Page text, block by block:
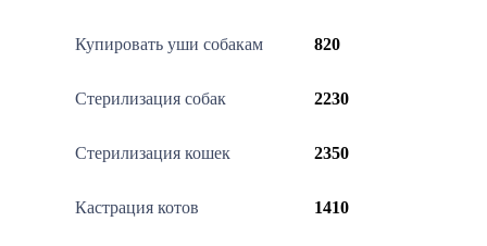
Купировать уши собакам 820
Стерилизация собак 2230
Стерилизация кошек 2350
Кастрация котов 1410